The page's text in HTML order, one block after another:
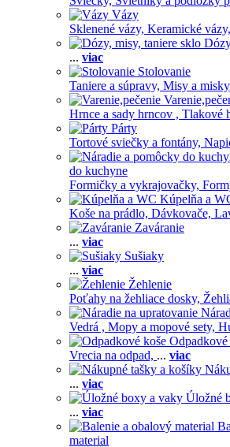
Vázy
Sklenené vázy, Keramické vázy,
... viac
Stolovanie
Taniere a súpravy, Misy a
Hrnce a sady hrncov , Tlakové
Párty
Tortové sviečky a fontány,
do kuchyne
Formičky a vykrajovačky,
Kúpelňa a
Koše na prádlo, Dávkovače,
Zaváranie
... viac
Sušiaky
... viac
Žehlenie
Poťahy na žehliace dosky,
Vedrá , Mopy a mopové sety,
Odpadkové
Vrecia na odpad, ... viac
... viac
Úložné
... viac
material